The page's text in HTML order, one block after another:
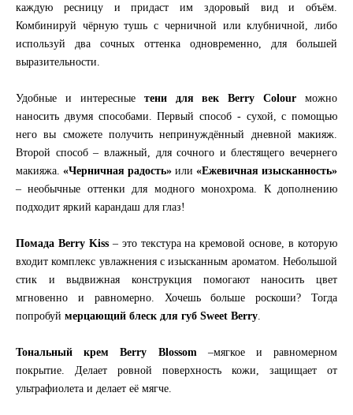
каждую ресницу и придаст им здоровый вид и объём.
Комбинируй чёрную тушь с черничной или клубничной, либо
используй два сочных оттенка одновременно, для большей
выразительности.
Удобные и интересные тени для век Berry Colour можно
наносить двумя способами. Первый способ - сухой, с помощью
него вы сможете получить непринуждённый дневной макияж.
Второй способ – влажный, для сочного и блестящего вечернего
макияжа. «Черничная радость» или «Ежевичная изысканность»
– необычные оттенки для модного монохрома. К дополнению
подходит яркий карандаш для глаз!
Помада Berry Kiss– это текстура на кремовой основе, в которую
входит комплекс увлажнения с изысканным ароматом. Небольшой
стик и выдвижная конструкция помогают наносить цвет
мгновенно и равномерно. Хочешь больше роскоши? Тогда
попробуй мерцающий блеск для губ Sweet Berry
Тональный крем Berry Blossom –мягкое и равномерном
покрытие. Делает ровной поверхность кожи, защищает от
ультрафиолета и делает её мягче.